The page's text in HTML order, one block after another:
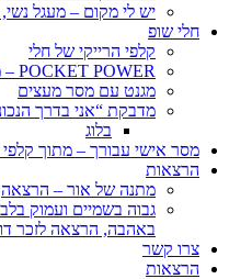
יש לי מקום – מעגל
חלי שופ
קלפי הרייקי של חלי
POCKET POWER – מתנה קטנה גדולה
מגנט עם מסר מעצים
מדבקת “אני בדרך
בלוג
מסר אישי עבורך – מתוך קלפי
הרצאות
מתנה של אור – הרצאה
גבוה בשמיים ועמוק
באהבה, הרצאה לזכר
צרו קשר
הרצאות